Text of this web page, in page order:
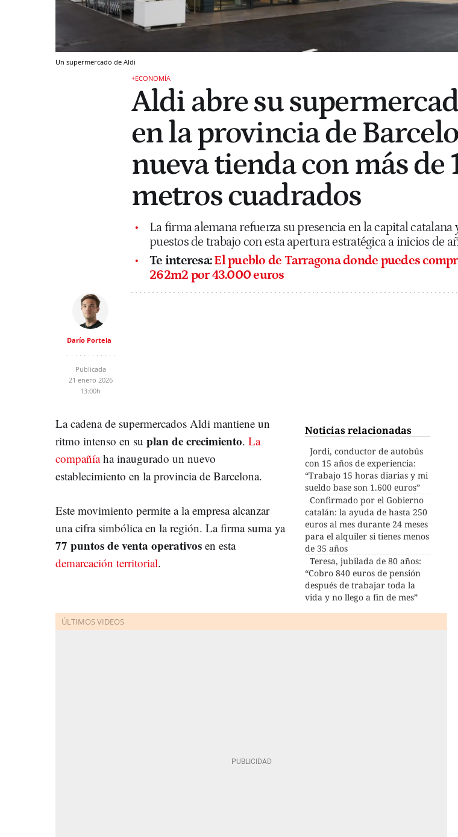
Un supermercado de Aldi
+ECONOMÍA
Aldi abre su
en la provincia de
nueva tienda con más de
metros cuadrados
La firma alemana refuerza su presencia en la capital catalana
puestos de trabajo con esta apertura estratégica a inicios de
Te interesa:El pueblo de Tarragona donde puedes
262m2 por 43.000 euros
Darío Portela
Publicada
21 enero 2026
13:00h
Noticias relacionadas
Jordi, conductor de autobús
con 15 años de experiencia:
“Trabajo 15 horas diarias y mi
sueldo base son 1.600 euros”
Confirmado por el Gobierno
catalán: la ayuda de hasta 250
euros al mes durante 24 meses
para el alquiler si tienes menos
de 35 años
Teresa, jubilada de 80 años:
“Cobro 840 euros de pensión
después de trabajar toda la
vida y no llego a fin de mes”
La cadena de supermercados Aldi mantiene un
ritmo intenso en su plan de crecimiento. La
compañíaha inaugurado un nuevo
establecimiento en la provincia de Barcelona.
Este movimiento permite a la empresa alcanzar
una cifra simbólica en la región. La firma suma ya
77 puntos de venta operativos en esta
demarcación territorial.